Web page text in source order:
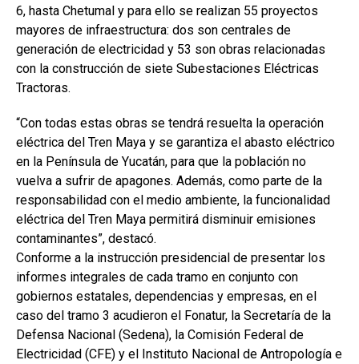
6, hasta Chetumal y para ello se realizan 55 proyectos
mayores de infraestructura: dos son centrales de
generación de electricidad y 53 son obras relacionadas
con la construcción de siete Subestaciones Eléctricas
Tractoras.
“Con todas estas obras se tendrá resuelta la operación
eléctrica del Tren Maya y se garantiza el abasto eléctrico
en la Península de Yucatán, para que la población no
vuelva a sufrir de apagones. Además, como parte de la
responsabilidad con el medio ambiente, la funcionalidad
eléctrica del Tren Maya permitirá disminuir emisiones
contaminantes”, destacó.
Conforme a la instrucción presidencial de presentar los
informes integrales de cada tramo en conjunto con
gobiernos estatales, dependencias y empresas, en el
caso del tramo 3 acudieron el Fonatur, la Secretaría de la
Defensa Nacional (Sedena), la Comisión Federal de
Electricidad (CFE) y el Instituto Nacional de Antropología e